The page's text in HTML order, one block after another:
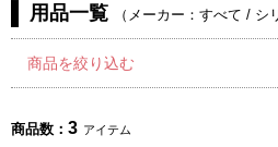
用品一覧 （ メーカー：すべて / シ
商品を絞り込む
商品数： 3 アイテム